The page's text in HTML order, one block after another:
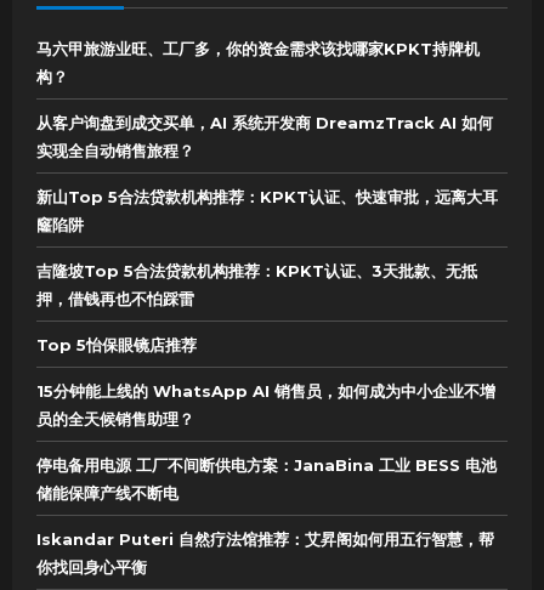
马六甲旅游业旺、工厂多，你的资金需求该找哪家KPKT持牌机
构？
从客户询盘到成交买单，AI 系统开发商 DreamzTrack AI 如何
实现全自动销售旅程？
新山Top 5合法贷款机构推荐：KPKT认证、快速审批，远离大耳
窿陷阱
吉隆坡Top 5合法贷款机构推荐：KPKT认证、3天批款、无抵
押，借钱再也不怕踩雷
Top 5怡保眼镜店推荐
15分钟能上线的 WhatsApp AI 销售员，如何成为中小企业不增
员的全天候销售助理？
停电备用电源 工厂不间断供电方案：JanaBina 工业 BESS 电池
储能保障产线不断电
Iskandar Puteri 自然疗法馆推荐：艾昇阁如何用五行智慧，帮
你找回身心平衡